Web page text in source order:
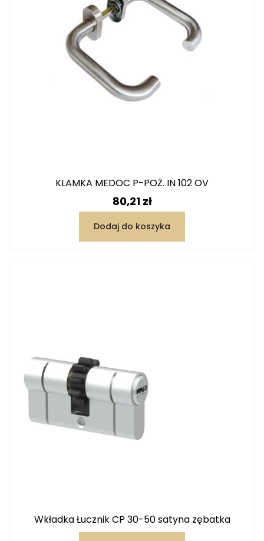
KLAMKA MEDOC P-POŻ. IN 102 OV
Cena
80,21 zł
Dodaj do koszyka
Wkładka Łucznik CP 30-50 satyna zębatka